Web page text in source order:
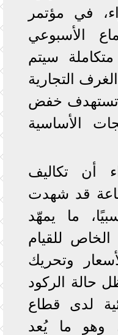
في مؤتمر
الأسبوعي
سيتم
التجارية
تستهدف خفض
الأساسية
أن تكاليف
قد شهدت
ما يمهّد
للقيام
وتحريك
حالة الركود
لدى قطاع
وهو ما يُعد